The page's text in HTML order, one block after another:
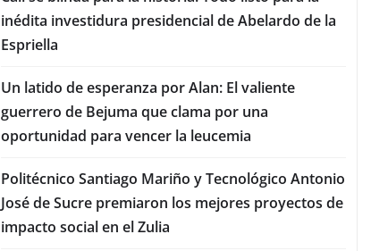
inédita investidura presidencial de Abelardo de la
Espriella
Un latido de esperanza por Alan: El valiente
guerrero de Bejuma que clama por una
oportunidad para vencer la leucemia
Politécnico Santiago Mariño y Tecnológico Antonio
José de Sucre premiaron los mejores proyectos de
impacto social en el Zulia